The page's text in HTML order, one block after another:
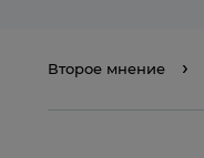
Второе мнение